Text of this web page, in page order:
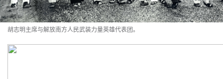
胡志明主席与解放南方人民武装力量英雄代表团。